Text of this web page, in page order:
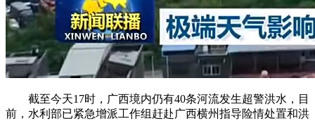
截至今天17时，广西境内仍有40条河流发生超警洪水，目
前，水利部已紧急增派工作组赶赴广西横州指导险情处置和洪